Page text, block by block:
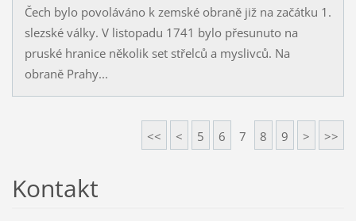
Čech bylo povoláváno k zemské obraně již na začátku 1.
slezské války. V listopadu 1741 bylo přesunuto na
pruské hranice několik set střelců a myslivců. Na
obraně Prahy...
<< < 5 6 7 8 9 > >>
Kontakt